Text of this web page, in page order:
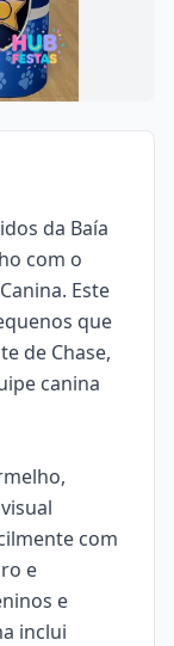
da Baía
com o
Este
que
de Chase,
canina
com
e
e
inclui